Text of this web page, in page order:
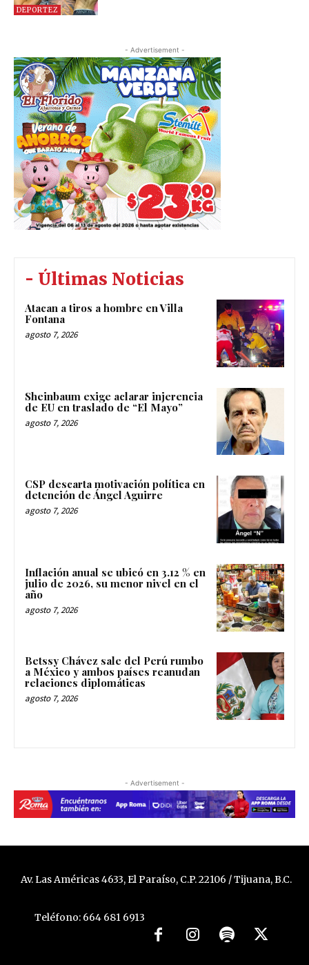
DEPORTEZ
- Advertisement -
- Últimas Noticias
Atacan a tiros a hombre en Villa
Fontana
agosto 7, 2026
Sheinbaum exige aclarar injerencia
de EU en traslado de “El Mayo”
agosto 7, 2026
CSP descarta motivación política en
detención de Ángel Aguirre
agosto 7, 2026
Inflación anual se ubicó en 3.12 % en
julio de 2026, su menor nivel en el
año
agosto 7, 2026
Betssy Chávez sale del Perú rumbo
a México y ambos países reanudan
relaciones diplomáticas
agosto 7, 2026
- Advertisement -
Av. Las Américas 4633, El Paraíso, C.P. 22106 / Tijuana, B.C.
Teléfono: 664 681 6913